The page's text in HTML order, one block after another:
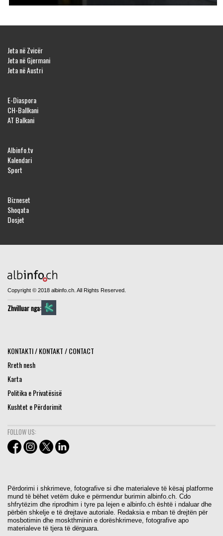
Jeta në Zvicër
Jeta në Gjermani
Jeta në Austri
E-Diaspora
CH-Ballkani
AT Balkani
Albinfo.tv
Kalendari
Sport
Bizneset
Shoqata
Dosjet
Copyright © 2018 albinfo.ch. All Rights Reserved.
Zhvilluar nga:
KONTAKTI / KONTAKT / CONTACT
Rreth nesh
Karta
Politika e Privatësisë
Kushtet e Përdorimit
FOLLOW US:
Përdorimi i shkrimeve, fotografive si dhe materialeve të kësaj platforme
mund të bëhet vetëm duke e përmendur burimin albinfo.ch. Cdo
shfrytëzim dhe riprodhim i tyre pa lejen e albinfo.ch është i ndaluar dhe
përbën shkelje e të drejtave autoriale. Redaksia e mban të drejtën për
mosbotimin dhe moskthminin e dorëshkrimeve, fotografive apo
materialeve të tjera të dërguara.